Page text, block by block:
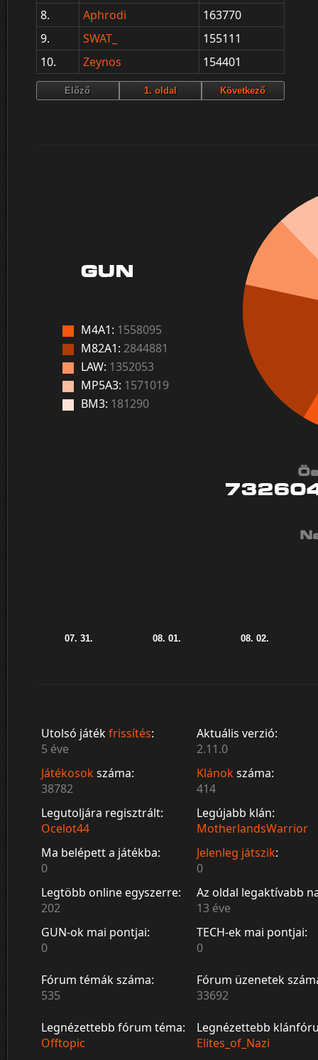
8.
Aphrodi
163770
9.
SWAT_
155111
10.
Zeynos 154401
GUN
M4A1: 1558095
M82A1: 2844881
LAW: 1352053
MP5A3: 1571019
BM3: 181290
Utolsó játékfrissítés:
5 éve
Aktuális verzió:
2.11.0
Játékosokszáma:
38782
Klánokszáma:
414
Legutoljára regisztrált:
Ocelot44
Legújabb klán:
MotherlandsWarrior
Ma belépett a játékba:
0
Jelenleg játszik:
0
Legtöbb online egyszerre:
202
Az oldal legaktívabb
13 éve
GUN-ok mai pontjai:
0
TECH-ek mai pontjai:
0
Fórum témák száma:
535
Fórum üzenetek
33692
Legnézettebb fórum téma:
Offtopic
Legnézettebb
Elites_of_Nazi